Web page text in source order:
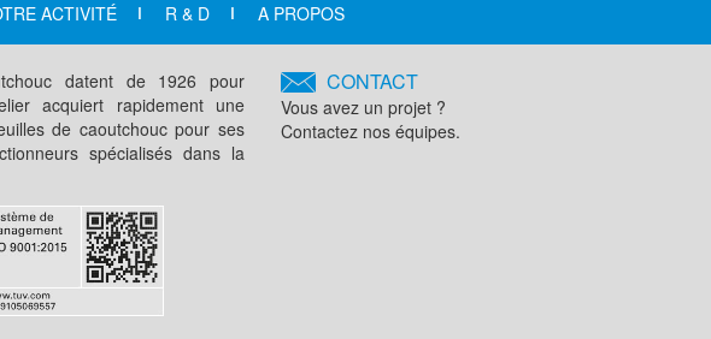
ACTIVITÉ R & D A PROPOS
datent de 1926 pour
acquiert rapidement une
de caoutchouc pour ses
spécialisés dans la
CONTACT
Vous avez un projet ?
Contactez nos équipes.